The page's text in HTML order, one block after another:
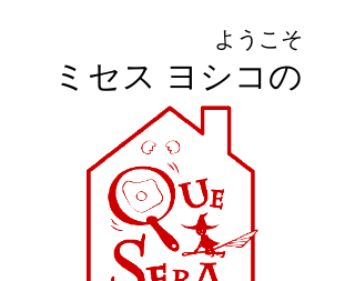
ようこそ
ミセス ヨシコの